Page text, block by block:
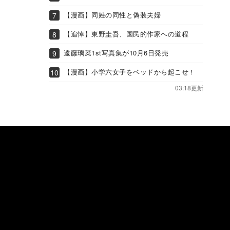
【漫画】同姓の同性と偽装夫婦
【追悼】東野圭吾、国民的作家への道程
遠藤璃菜1st写真集が10月6日発売
【漫画】小学六女子をベッドから起こせ！
03:18更新